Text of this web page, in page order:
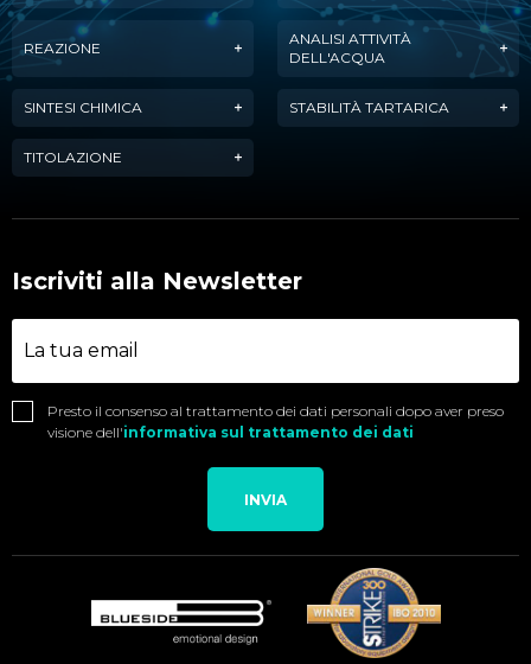
REAZIONE
ANALISI ATTIVITÀ
DELL'ACQUA
SINTESI CHIMICA STABILITÀ TARTARICA
TITOLAZIONE
Iscriviti alla Newsletter
Presto il consenso al trattamento dei dati personali dopo aver preso
visione dell'informativa sul trattamento dei dati
INVIA